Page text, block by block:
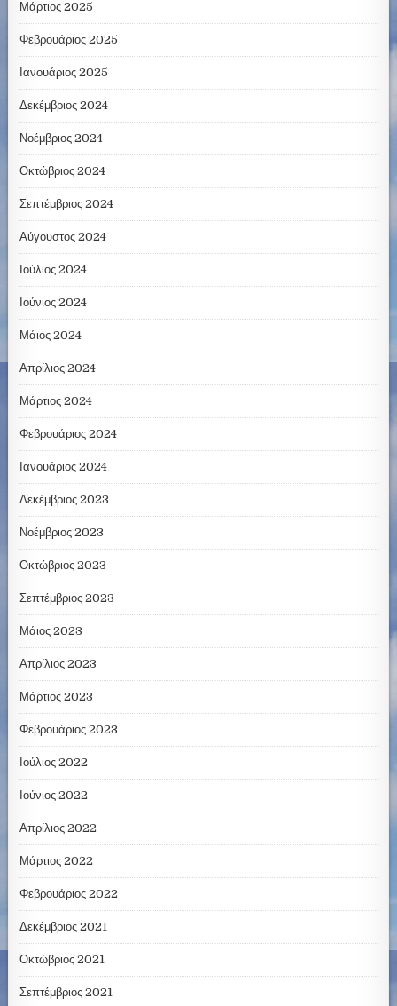
Μάρτιος 2025
Φεβρουάριος 2025
Ιανουάριος 2025
Δεκέμβριος 2024
Νοέμβριος 2024
Οκτώβριος 2024
Σεπτέμβριος 2024
Αύγουστος 2024
Ιούλιος 2024
Ιούνιος 2024
Μάιος 2024
Απρίλιος 2024
Μάρτιος 2024
Φεβρουάριος 2024
Ιανουάριος 2024
Δεκέμβριος 2023
Νοέμβριος 2023
Οκτώβριος 2023
Σεπτέμβριος 2023
Μάιος 2023
Απρίλιος 2023
Μάρτιος 2023
Φεβρουάριος 2023
Ιούλιος 2022
Ιούνιος 2022
Απρίλιος 2022
Μάρτιος 2022
Φεβρουάριος 2022
Δεκέμβριος 2021
Οκτώβριος 2021
Σεπτέμβριος 2021